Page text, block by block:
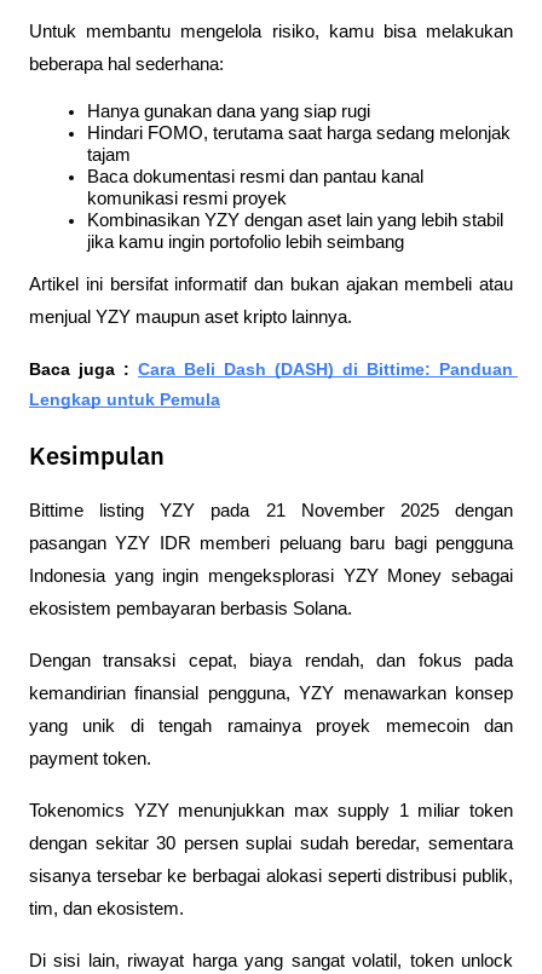
Untuk membantu mengelola risiko, kamu bisa melakukan
beberapa hal sederhana:
Hanya gunakan dana yang siap rugi
Hindari FOMO, terutama saat harga sedang melonjak
tajam
Baca dokumentasi resmi dan pantau kanal
komunikasi resmi proyek
Kombinasikan YZY dengan aset lain yang lebih stabil
jika kamu ingin portofolio lebih seimbang
Artikel ini bersifat informatif dan bukan ajakan membeli atau
menjual YZY maupun aset kripto lainnya.
Baca juga : Cara Beli Dash (DASH) di Bittime: Panduan
Lengkap untuk Pemula
Kesimpulan
Bittime listing YZY pada 21 November 2025 dengan
pasangan YZY IDR memberi peluang baru bagi pengguna
Indonesia yang ingin mengeksplorasi YZY Money sebagai
ekosistem pembayaran berbasis Solana.
Dengan transaksi cepat, biaya rendah, dan fokus pada
kemandirian finansial pengguna, YZY menawarkan konsep
yang unik di tengah ramainya proyek memecoin dan
payment token.
Tokenomics YZY menunjukkan max supply 1 miliar token
dengan sekitar 30 persen suplai sudah beredar, sementara
sisanya tersebar ke berbagai alokasi seperti distribusi publik,
tim, dan ekosistem.
Di sisi lain, riwayat harga yang sangat volatil, token unlock